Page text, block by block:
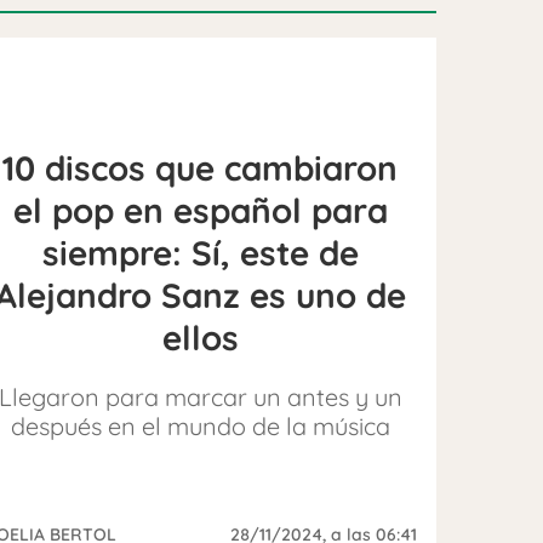
10 discos que cambiaron
el pop en español para
siempre: Sí, este de
Sanz es uno de
ellos
para marcar un antes y un
después en el mundo de la música
BERTOL 28/11/2024, a las 06:41